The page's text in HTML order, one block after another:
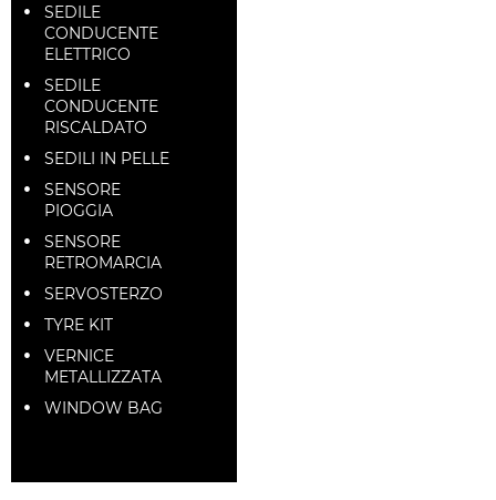
SEDILE
CONDUCENTE
ELETTRICO
SEDILE
CONDUCENTE
RISCALDATO
SEDILI IN PELLE
SENSORE
PIOGGIA
SENSORE
RETROMARCIA
SERVOSTERZO
TYRE KIT
VERNICE
METALLIZZATA
WINDOW BAG